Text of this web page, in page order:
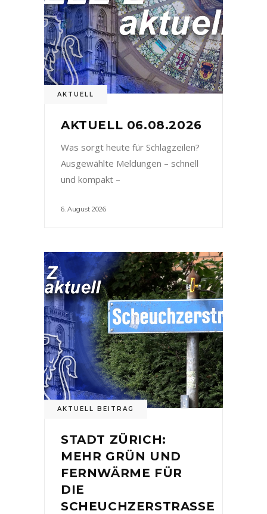
AKTUELL
AKTUELL 06.08.2026
Was sorgt heute für Schlagzeilen?
Ausgewählte Meldungen – schnell
und kompakt –
6. August 2026
AKTUELL BEITRAG
STADT ZÜRICH:
MEHR GRÜN UND
FERNWÄRME FÜR
DIE
SCHEUCHZERSTRASSE